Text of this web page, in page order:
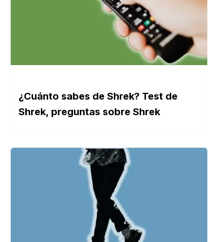
¿Cuánto sabes de Shrek? Test de
Shrek, preguntas sobre Shrek